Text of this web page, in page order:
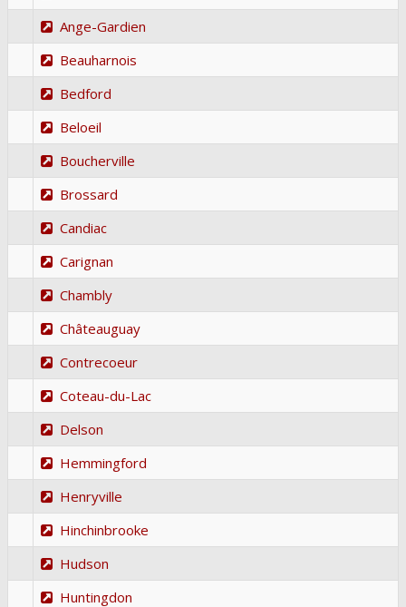
Ange-Gardien
Beauharnois
Bedford
Beloeil
Boucherville
Brossard
Candiac
Carignan
Chambly
Châteauguay
Contrecoeur
Coteau-du-Lac
Delson
Hemmingford
Henryville
Hinchinbrooke
Hudson
Huntingdon